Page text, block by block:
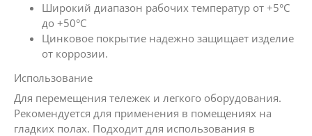
Широкий диапазон рабочих температур от +5°С
до +50°С
Цинковое покрытие надежно защищает изделие
от коррозии.
Использование
Для перемещения тележек и легкого оборудования.
Рекомендуется для применения в помещениях на
гладких полах. Подходит для использования в